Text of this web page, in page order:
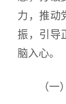
力，推动
振，引导
脑入心。
（